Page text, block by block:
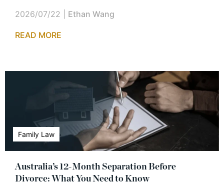
2026/07/22 Ethan Wang
READ MORE
Family Law
Australia’s 12-Month Separation Before
Divorce: What You Need to Know